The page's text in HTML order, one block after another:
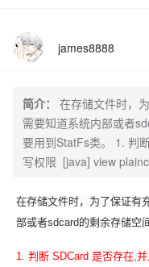
james8888
简介：
在存储文件时，
需要知道系统内部或者
要用到StatFs类。 1. 判
写权限 [java] view
在存储文件时，为了保证有
部或者sdcard的剩余存储空
1. 判断 SDCard 是否存在,